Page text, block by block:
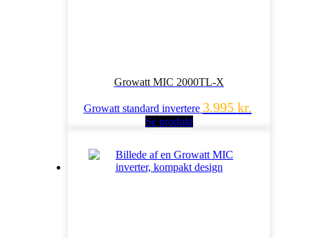
Growatt MIC 2000TL-X
Growatt standard invertere 3.995 kr.
Se produkt